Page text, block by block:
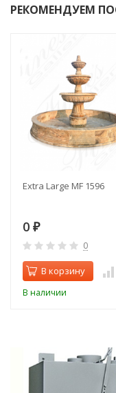
РЕКОМЕНДУЕМ
Extra Large MF 1596
0 ₽
0
В корзину
В наличии